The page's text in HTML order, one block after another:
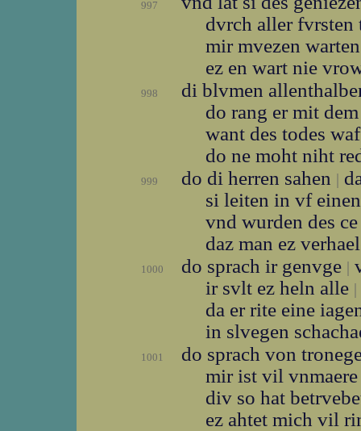
997
dvrch aller
mir mvezen
ez en wart nie
998
di blvmen
do rang er mit
want des todes
do ne moht niht
999 do di herren sahen |
si leiten in vf
vnd wurden des
daz man ez
1000 do sprach ir genvge |
ir svlt ez heln alle |
da er rite eine
in slvegen
1001
do sprach von
mir ist vil
div so hat
ez ahtet mich vil